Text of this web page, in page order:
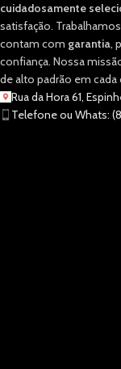
cuidadosamente
satisfação.
contam com garantia,
confiança. Nossa
de alto padrão em cada
Rua da Hora 61,
Telefone ou Whats: